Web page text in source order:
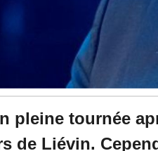
pleine tournée
de Liévin.